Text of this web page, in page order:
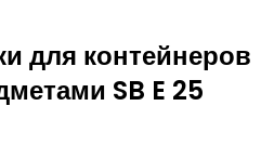
для контейнеров
SB E 25